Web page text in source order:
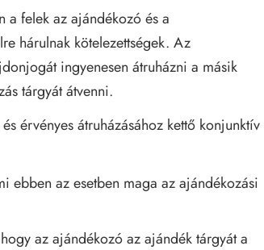
a felek az ajándékozó és a
hárulnak kötelezettségek. Az
ingyenesen átruházni a másik
tárgyát átvenni.
érvényes átruházásához kettő konjunktív
ebben az esetben maga az ajándékozási
az ajándékozó az ajándék tárgyát a